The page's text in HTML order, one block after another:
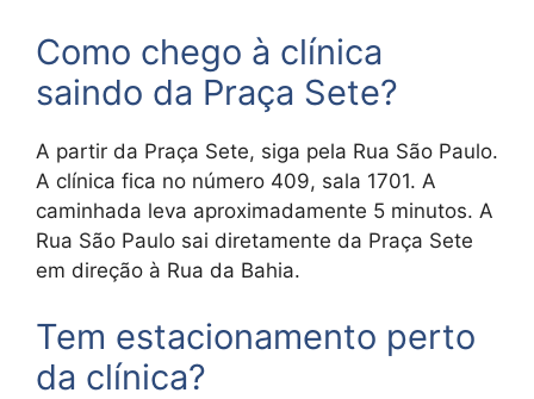
Como chego à clínica
saindo da Praça Sete?
A partir da Praça Sete, siga pela Rua São Paulo.
A clínica fica no número 409, sala 1701. A
caminhada leva aproximadamente 5 minutos. A
Rua São Paulo sai diretamente da Praça Sete
em direção à Rua da Bahia.
Tem estacionamento perto
da clínica?